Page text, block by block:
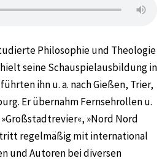
Philosophie und Theologie
seine Schauspielausbildung in
ihn u. a. nach Gießen, Trier,
Er übernahm Fernsehrollen u.
»Nord Nord
tritt regelmäßig mit international
und Autoren bei diversen